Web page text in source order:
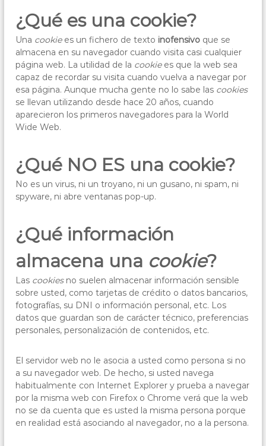
"
E
l
S
a
l
d
o
r
d
r
o
c
h
ó
r
d
o
b
a
t
i
z
a
,
s
t
d
e
e
s
a
d
l
s
p
e
r
s
¿Qué es una cookie?
Una cookiees un fichero de texto inofensivo que se
almacena en su navegador cuando visita casi cualquier
página web. La utilidad de la cookiees que la web sea
capaz de recordar su visita cuando vuelva a navegar por
esa página. Aunque mucha gente no lo sabe las cookies
se llevan utilizando desde hace 20 años, cuando
aparecieron los primeros navegadores para la World
Wide Web.
¿Qué NO ES una cookie?
No es un virus, ni un troyano, ni un gusano, ni spam, ni
spyware, ni abre ventanas pop-up.
¿Qué información
almacena una cookie?
Las cookiesno suelen almacenar información sensible
sobre usted, como tarjetas de crédito o datos bancarios,
fotografías, su DNI o información personal, etc. Los
datos que guardan son de carácter técnico, preferencias
personales, personalización de contenidos, etc.
El servidor web no le asocia a usted como persona si no
a su navegador web. De hecho, si usted navega
habitualmente con Internet Explorer y prueba a navegar
por la misma web con Firefox o Chrome verá que la web
no se da cuenta que es usted la misma persona porque
en realidad está asociando al navegador, no a la persona.